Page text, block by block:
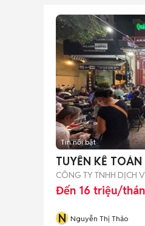
Tin nổi bật
TUYỂN KẾ
CÔNG TY TNHH DỊCH
Đến 16 triệu/
N Nguyễn Thị Thảo